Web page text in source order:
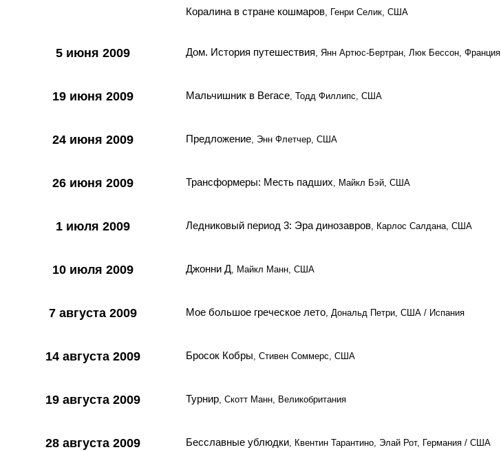
Коралина в стране кошмаров, Генри Селик, США
5 июня 2009 Дом. История путешествия, Янн Артюс-Бертран, Люк Бессон, Франция
19 июня 2009 Мальчишник в Вегасе, Тодд Филлипс, США
24 июня 2009 Предложение, Энн Флетчер, США
26 июня 2009 Трансформеры: Месть падших, Майкл Бэй, США
1 июля 2009 Ледниковый период 3: Эра динозавров, Карлос Салдана, США
10 июля 2009 Джонни Д, Майкл Манн, США
7 августа 2009 Мое большое греческое лето, Дональд Петри, США / Испания
14 августа 2009 Бросок Кобры, Стивен Соммерс, США
19 августа 2009 Турнир, Скотт Манн, Великобритания
28 августа 2009 Бесславные ублюдки, Квентин Тарантино, Элай Рот, Германия / США